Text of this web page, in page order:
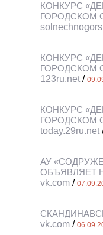
КОНКУРС
ГОРОДСКОМ
КОНКУРС
ГОРОДСКОМ
123ru.net /
КОНКУРС
ГОРОДСКОМ
today.29ru.net
АУ
ОБЪЯВЛЯЕТ
vk.com /
vk.com /